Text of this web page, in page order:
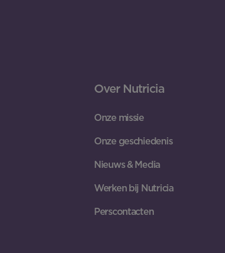
Over Nutricia
Onze missie
Onze geschiedenis
Nieuws & Media
Werken bij Nutricia
Perscontacten